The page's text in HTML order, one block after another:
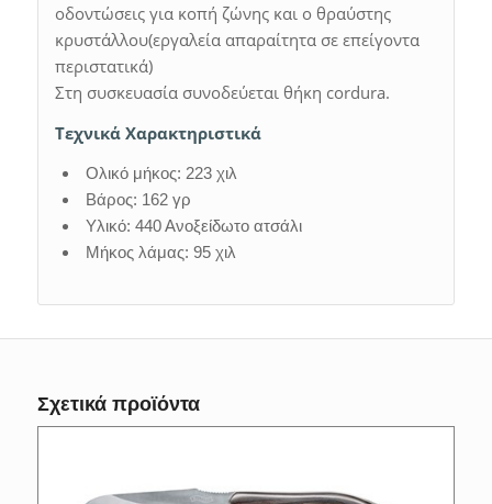
οδοντώσεις για κοπή ζώνης και ο θραύστης
κρυστάλλου(εργαλεία απαραίτητα σε επείγοντα
περιστατικά)
Στη συσκευασία συνοδεύεται θήκη cordura.
Τεχνικά Χαρακτηριστικά
Ολικό μήκος: 223 χιλ
Βάρος: 162 γρ
Υλικό: 440 Ανοξείδωτο ατσάλι
Μήκος λάμας: 95 χιλ
Σχετικά προϊόντα